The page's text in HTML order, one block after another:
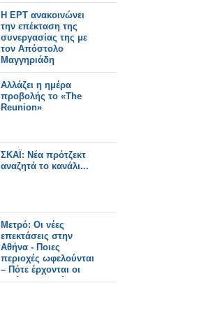
Η ΕΡΤ ανακοινώνει
την επέκταση της
συνεργασίας της με
τον Απόστολο
Μαγγηριάδη
Αλλάζει η ημέρα
προβολής το «The
Reunion»
ΣΚΑΪ: Νέα πρότζεκτ
αναζητά το κανάλι...
Μετρό: Οι νέες
επεκτάσεις στην
Αθήνα - Ποιες
περιοχές ωφελούνται
– Πότε έρχονται οι
πρώτοι καινούριοι